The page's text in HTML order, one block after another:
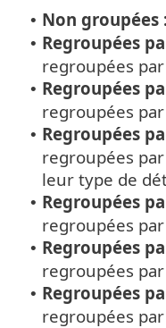
• Non groupées
• Regroupées
regroupées
• Regroupées
regroupées
• Regroupées
regroupées
leur type de
• Regroupées
regroupées
• Regroupées
regroupées
• Regroupées
regroupées